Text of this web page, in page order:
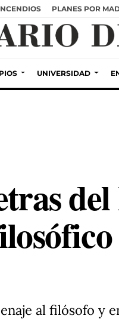
PLANES POR
UNIVERSIDAD
al filósofo y